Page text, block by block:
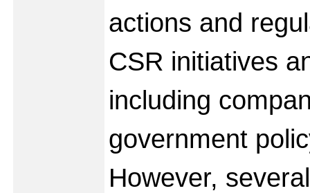
actions and
CSR initiatives
including
government
However,